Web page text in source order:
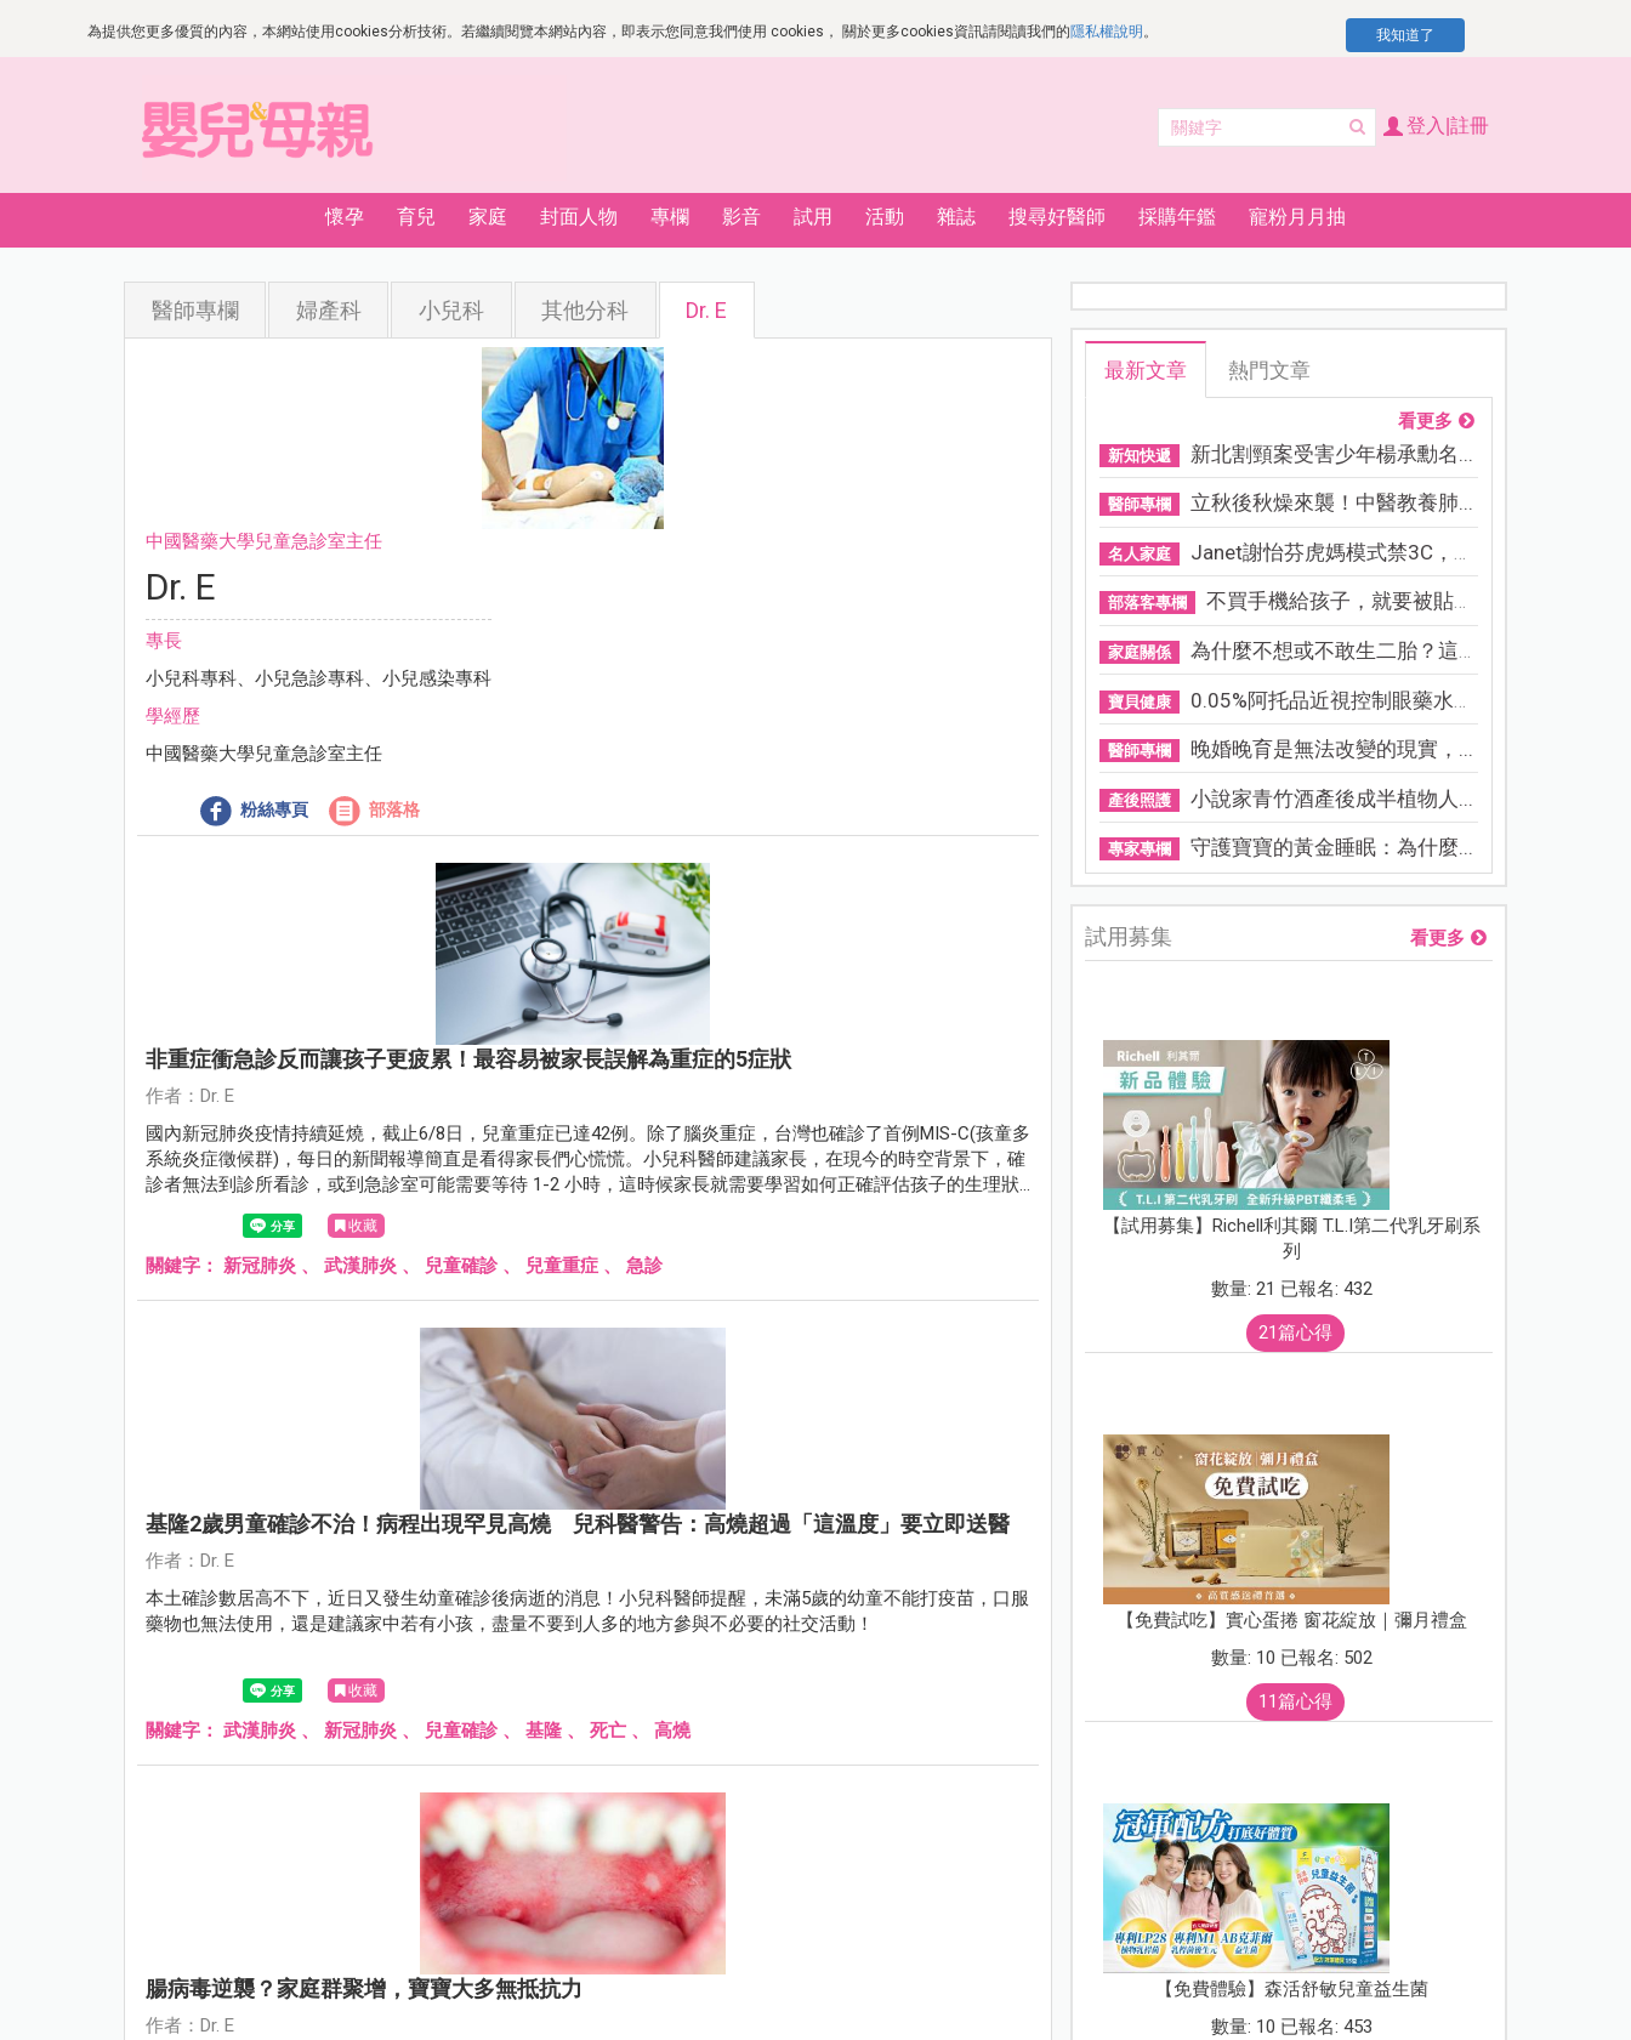
為提供您更多優質的內容，本網站使用cookies分析技術。若繼續閱覽本網站內容，即表示您同意我們使用 cookies， 關於更多cookies資訊請閱讀我們的隱私權說明 。 我知道了
登入|註冊
懷孕 育兒 家庭 封面人物 專欄 影音 試用 活動 雜誌 搜尋好醫師 採購年鑑 寵粉月月抽
醫師專欄 婦產科 小兒科 其他分科 Dr. E
中國醫藥大學兒童急診室主任
Dr. E
專長
小兒科專科、小兒急診專科、小兒感染專科
學經歷
中國醫藥大學兒童急診室主任
粉絲專頁 部落格
非重症衝急診反而讓孩子更疲累！最容易被家長誤解為重症的5症狀
作者：Dr. E
國內新冠肺炎疫情持續延燒，截止6/8日，兒童重症已達42例。除了腦炎重症，台灣也確診了首例MIS-C(孩童多
系統炎症徵候群)，每日的新聞報導簡直是看得家長們心慌慌。小兒科醫師建議家長，在現今的時空背景下，確
診者無法到診所看診，或到急診室可能需要等待 1-2 小時，這時候家長就需要學習如何正確評估孩子的生理狀
況。以下小兒科醫師整理了五個確診新冠肺炎後，家長常帶孩子衝急診但誤解成重症的主訴。
收藏
關鍵字： 新冠肺炎 、 武漢肺炎 、 兒童確診 、 兒童重症 、 急診
基隆2歲男童確診不治！病程出現罕見高燒 兒科醫警告：高燒超過「這溫度」要立即送醫
作者：Dr. E
本土確診數居高不下，近日又發生幼童確診後病逝的消息！小兒科醫師提醒，未滿5歲的幼童不能打疫苗，口服
藥物也無法使用，還是建議家中若有小孩，盡量不要到人多的地方參與不必要的社交活動！
收藏
關鍵字： 武漢肺炎 、 新冠肺炎 、 兒童確診 、 基隆 、 死亡 、 高燒
腸病毒逆襲？家庭群聚增，寶寶大多無抵抗力
作者：Dr. E
最新文章 熱門文章
看更多
新知快遞 新北割頸案受害少年楊承勳名...
醫師專欄 立秋後秋燥來襲！中醫教養肺...
名人家庭 Janet謝怡芬虎媽模式禁3C，看...
部落客專欄 不買手機給孩子，就要被貼「...
家庭關係 為什麼不想或不敢生二胎？這8...
寶貝健康 0.05%阿托品近視控制眼藥水納...
醫師專欄 晚婚晚育是無法改變的現實，...
產後照護 小說家青竹酒產後成半植物人...
專家專欄 守護寶寶的黃金睡眠：為什麼...
試用募集 看更多
【試用募集】Richell利其爾 T.L.I第二代乳牙刷系
列
數量: 21 已報名: 432
21篇心得
【免費試吃】實心蛋捲 窗花綻放｜彌月禮盒
數量: 10 已報名: 502
11篇心得
【免費體驗】森活舒敏兒童益生菌
數量: 10 已報名: 453